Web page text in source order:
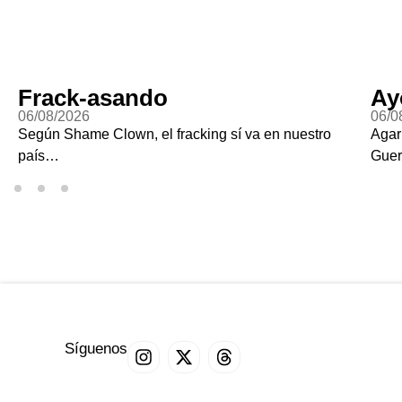
Frack-asando
06/08/2026
Según Shame Clown, el fracking sí va en nuestro
país…
06/
Síguenos